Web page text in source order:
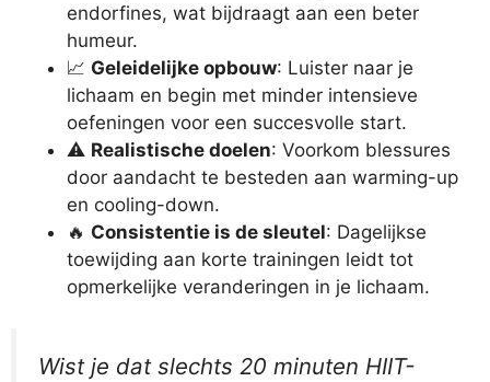
endorfines, wat bijdraagt aan een beter
humeur.
📈 Geleidelijke opbouw: Luister naar je
lichaam en begin met minder intensieve
oefeningen voor een succesvolle start.
⚠️ Realistische doelen: Voorkom blessures
door aandacht te besteden aan warming-up
en cooling-down.
🔥 Consistentie is de sleutel: Dagelijkse
toewijding aan korte trainingen leidt tot
opmerkelijke veranderingen in je lichaam.
Wist je dat slechts 20 minuten HIIT-